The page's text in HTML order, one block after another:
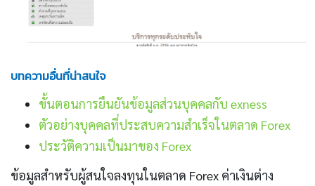
บทความอื่นที่น่าสนใจ
ขั้นตอนการยืนยันข้อมูลส่วนบุคคลกับ exness
ตัวอย่างบุคคลที่ประสบความสำเร็จในตลาด Forex
ประวัติความเป็นมาของ Forex
ข้อมูลสำหรับผู้สนใจลงทุนในตลาด Forex ค่าเงินต่าง